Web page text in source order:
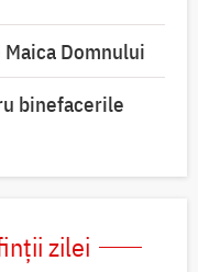
Domnului
binefacerile
zilei